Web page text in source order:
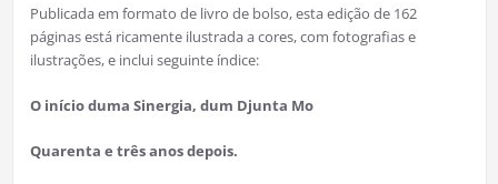
Publicada em formato de livro de bolso, esta edição de 162
páginas está ricamente ilustrada a cores, com fotografias e
ilustrações, e inclui seguinte índice:
O início duma Sinergia, dum Djunta Mo
Quarenta e três anos depois.